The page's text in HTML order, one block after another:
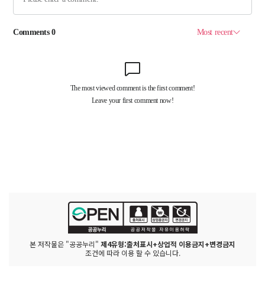
본 저작물은 "공공누리" 제4유형:출처표시+상업적 이용금지+변경금지
조건에 따라 이용 할 수 있습니다.